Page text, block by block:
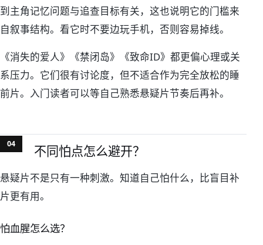
到主角记忆问题与追查目标有关，这也说明它的门槛来
自叙事结构。看它时不要边玩手机，否则容易掉线。
《消失的爱人》《禁闭岛》《致命ID》都更偏心理或关
系压力。它们很有讨论度，但不适合作为完全放松的睡
前片。入门读者可以等自己熟悉悬疑片节奏后再补。
不同怕点怎么避开？
悬疑片不是只有一种刺激。知道自己怕什么，比盲目补
片更有用。
怕血腥怎么选？